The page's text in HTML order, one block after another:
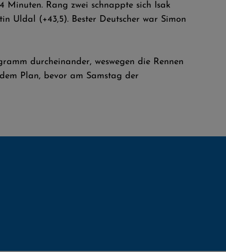
Minuten. Rang zwei schnappte sich Isak
Uldal (+43,5). Bester Deutscher war Simon
durcheinander, weswegen die Rennen
Plan, bevor am Samstag der